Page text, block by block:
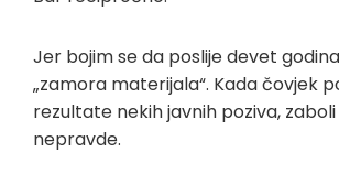
Jer bojim se da poslije devet
„zamora materijala“. Kada čovjek
rezultate nekih javnih poziva,
nepravde.